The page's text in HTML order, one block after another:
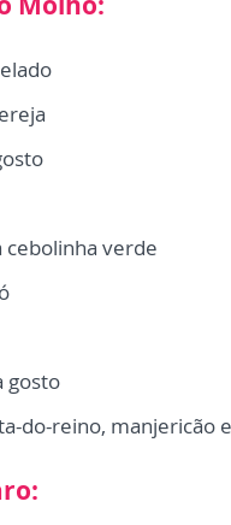
cebolinha verde
gosto
do-reino, manjericão